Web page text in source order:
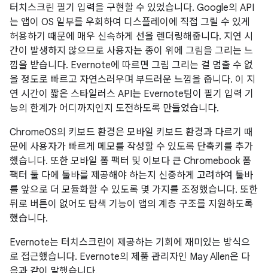
터치스크린 필기 입력을 구현할 수 있었습니다. Google의 API
는 앱이 OS 일부를 우회하여 디스플레이에 직접 그릴 수 있게
허용하기 때문에 매우 신속하게 선을 렌더링해줍니다. 지연 시
간이 발생하지 않으므로 사용자는 종이 위에 그림을 그리는 느
낌을 받습니다. Evernote에 따르면 그림 그리는 걸 멈출 수 없
을 정도로 빠르고 자연스러우며 부드러운 느낌을 줍니다. 이 지
연 시간이 짧은 스타일러스 API는 Evernote팀이 필기 입력 기
능의 한계가 어디까지인지 도전하도록 만들었습니다.
ChromeOS의 키보드 환경은 모바일 키보드 환경과 다르기 때
문에 사용자가 빠르게 메모를 작성할 수 있도록 단축키를 추가
했습니다. 또한 모바일 폼 팩터 및 이보다 큰 Chromebook 폼
팩터 둘 다에 툴바를 제공해야 하는지 신중하게 고려하여 툴바
를 앞으로 더 모듈화할 수 있도록 몇 가지를 조정했습니다. 또한
뒤로 버튼이 없어도 탐색 기능이 앱의 계층 구조를 지원하도록
했습니다.
Evernote는 터치스크린이 제공하는 기회에 재미있는 방식으
로 접근했습니다. Evernote의 제품 관리자인 May Allen은 다